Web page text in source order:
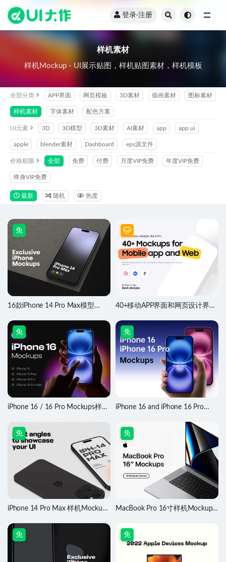
登录·注册
样机素材
样机Mockup - UI展示贴图，样机贴图素材，样机模板
全部分类 APP界面 网页模板 3D素材 插画素材 图标素材
样机素材 字体素材 配色方案
UI元素 3D 3D模型 3D素材 AI素材 app app ui
apple blender素材 Dashboard eps源文件
价格权限 全部 免费 付费 月度VIP免费 年度VIP免费
终身VIP免费
最新 随机 热度
免
16款iPhone 14 Pro Max模型
40+移动APP界面和网页设计界面
免
iPhone 16 / 16 Pro Mockups样机
免
iPhone 16 and iPhone 16 Pro
免
iPhone 14 Pro Max 样机Mockups
免
MacBook Pro 16寸样机Mockups
免 免